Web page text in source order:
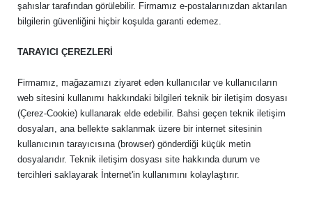
şahıslar tarafından görülebilir. Firmamız e-postalarınızdan aktarılan
bilgilerin güvenliğini hiçbir koşulda garanti edemez.
TARAYICI ÇEREZLERİ
Firmamız, mağazamızı ziyaret eden kullanıcılar ve kullanıcıların
web sitesini kullanımı hakkındaki bilgileri teknik bir iletişim dosyası
(Çerez-Cookie) kullanarak elde edebilir. Bahsi geçen teknik iletişim
dosyaları, ana bellekte saklanmak üzere bir internet sitesinin
kullanıcının tarayıcısına (browser) gönderdiği küçük metin
dosyalarıdır. Teknik iletişim dosyası site hakkında durum ve
tercihleri saklayarak İnternet'in kullanımını kolaylaştırır.